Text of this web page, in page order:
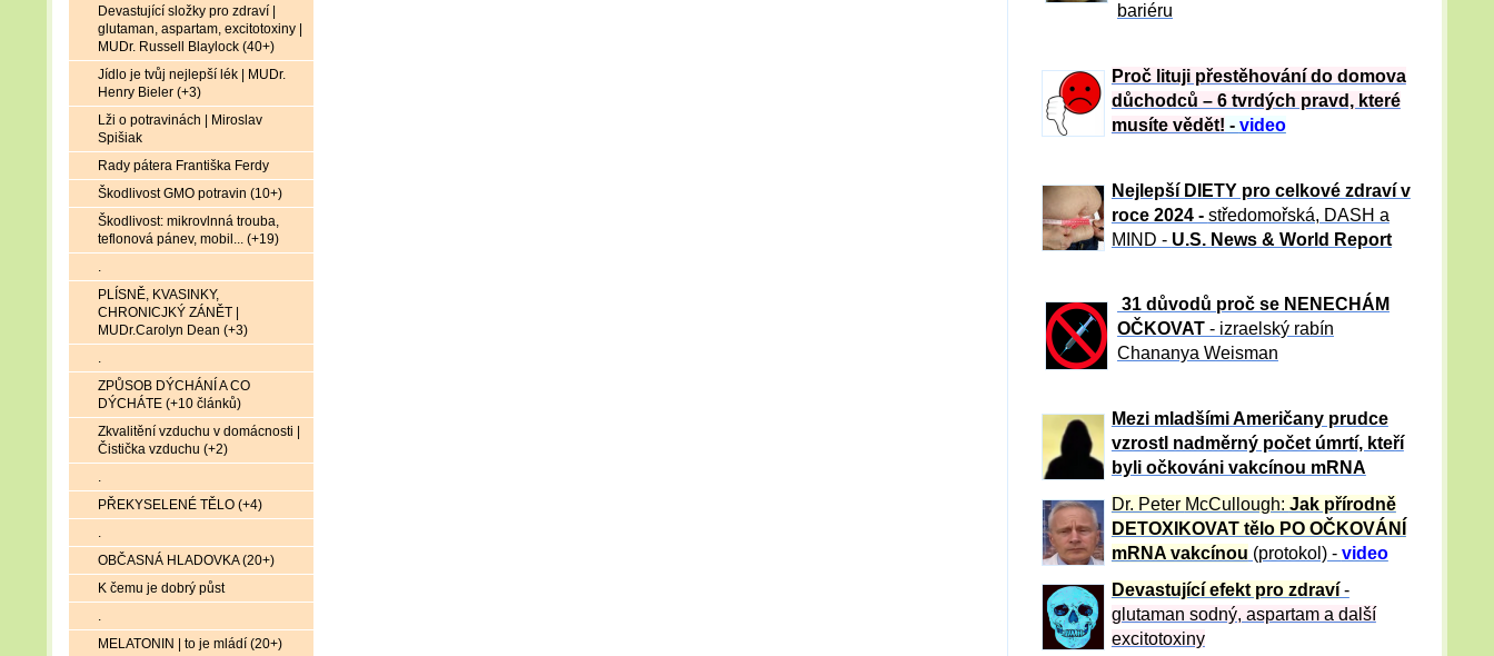
bariéru
Proč lituji přestěhování do domova
důchodců – 6 tvrdých pravd, které
musíte vědět! - video
Nejlepší DIETY pro celkové zdraví v
roce 2024 - středomořská, DASH a
MIND - U.S. News & World Report
31 důvod ů proč se NENECHÁM
OČKOVAT - izraelský rabín
Chananya Weisman
Mezi mladšími Američany prudce
vzrostl nadměrný počet úmrtí, kteří
byli očkováni vakcínou mRNA
Dr. Peter McCullough: Jak přírodně
DETOXIKOVAT tělo PO OČKOVÁNÍ
mRNA vakcínou (protokol) - video
Devastující efekt pro zdraví-
glutaman sodný, aspartam a další
excitotoxiny
Devastující složky pro zdraví |
glutaman, aspartam, excitotoxiny |
MUDr. Russell Blaylock (40+)
Jídlo je tvůj nejlepší lék | MUDr.
Henry Bieler (+3)
Lži o potravinách | Miroslav
Spišiak
Rady pátera Františka Ferdy
Škodlivost GMO potravin (10+)
Škodlivost: mikrovlnná trouba,
teflonová pánev, mobil... (+19)
.
PLÍSNĚ, KVASINKY,
CHRONICJKÝ ZÁNĚT |
MUDr.Carolyn Dean (+3)
.
ZPŮSOB DÝCHÁNÍ A CO
DÝCHÁTE (+10 článků)
Zkvalitění vzduchu v domácnosti |
Čistička vzduchu (+2)
.
PŘEKYSELENÉ TĚLO (+4)
.
OBČASNÁ HLADOVKA (20+)
K čemu je dobrý půst
.
MELATONIN | to je mládí (20+)